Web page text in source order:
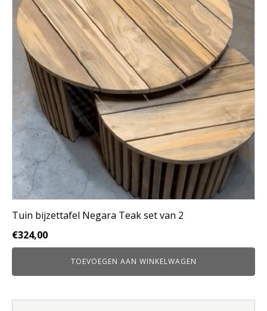
Tuin bijzettafel Negara Teak set van 2
€324,00
TOEVOEGEN AAN WINKELWAGEN